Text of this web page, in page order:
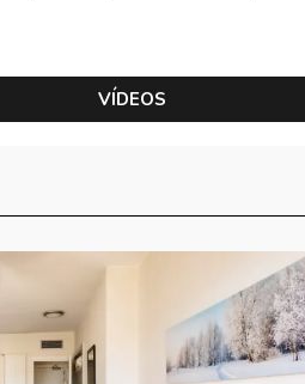
VÍDEOS